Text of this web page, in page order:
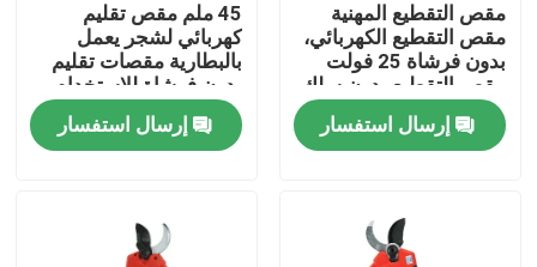
المنزل
مقص التقطيع المهنية
مقص التقطيع الكهربائي،
بدون فرشاة 25 فولت
مقص التقطيع بدون سلك
إرسال استفسار
45 ملم مقص تقليم
كهربائي لشجر يعمل
بالبطارية مقصات تقليم
بدون فرشاة للاستخدام
في الحديقة
إرسال استفسار